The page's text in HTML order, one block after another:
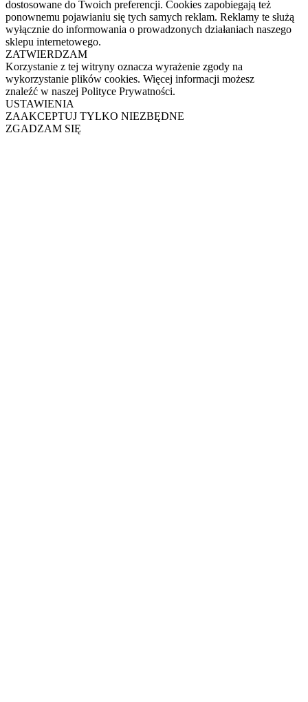
dostosowane do Twoich preferencji. Cookies zapobiegają też
ponownemu pojawianiu się tych samych reklam. Reklamy te służą
wyłącznie do informowania o prowadzonych działaniach naszego
sklepu internetowego.
ZATWIERDZAM
Korzystanie z tej witryny oznacza wyrażenie zgody na
wykorzystanie plików cookies. Więcej informacji możesz
znaleźć w naszej Polityce Prywatności.
USTAWIENIA
ZAAKCEPTUJ TYLKO NIEZBĘDNE
ZGADZAM SIĘ